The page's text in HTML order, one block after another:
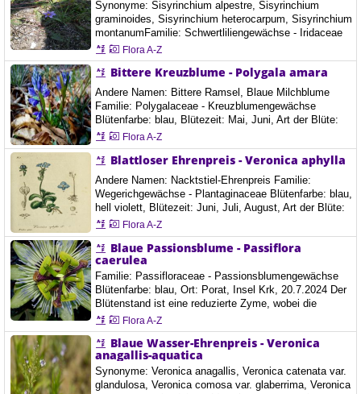
Synonyme: Sisyrinchium alpestre, Sisyrinchium
graminoides, Sisyrinchium heterocarpum, Sisyrinchium
montanumFamilie: Schwertliliengewächse - Iridaceae
Blütenfarbe: blau, hell violett, Blütezeit: Juni, Juli, Ort:
Mariazeller Bürgeralpe, Österreich, 13.6.2020
Flora A-Z
Bittere Kreuzblume - Polygala amara
Andere Namen: Bittere Ramsel, Blaue Milchblume
Familie: Polygalaceae - Kreuzblumengewächse
Blütenfarbe: blau, Blütezeit: Mai, Juni, Art der Blüte:
Andere Blumen, Die Blütezeit reicht von Mai bis
August. Der meist einzeln und endständig stehende,
traubige Blütenstand enthält 8 bis 25, selten bis zu 40
Blüten. Die Tragblätter sind 1,5 bis 2,5 Millimeter lang,
und so lang oder wenig länger…
Flora A-Z
Blattloser Ehrenpreis - Veronica aphylla
Andere Namen: Nacktstiel-Ehrenpreis Familie:
Wegerichgewächse - Plantaginaceae Blütenfarbe: blau,
hell violett, Blütezeit: Juni, Juli, August, Art der Blüte:
Anzahl der Blütenblätter 4, Höhe: 3-8 cm Ort:
Endriegelkogel, Aflenzer Bürgeralm, Österreich,
28.6.2020
Flora A-Z
Blaue Passionsblume - Passiflora
caerulea
Familie: Passifloraceae - Passionsblumengewächse
Blütenfarbe: blau, Ort: Porat, Insel Krk, 20.7.2024 Der
Blütenstand ist eine reduzierte Zyme, wobei die
zentrale Blüte nicht ausgebildet ist, ein Seitenast zu
einer Ranke umgebildet ist und die Blüte sich der
Ranke gegenüber befindet. Die breit eiförmigen
Hochblätter sind 2 bis 3 cm groß und ganzrandig. Der
Blütenstiel ist 3 bis 4 cm lang.…
Flora A-Z
Blaue Wasser-Ehrenpreis - Veronica
anagallis-aquatica
Synonyme: Veronica anagallis, Veronica catenata var.
glandulosa, Veronica comosa var. glaberrima, Veronica